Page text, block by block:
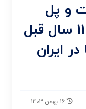
و پل
سفید قوسی اهواز 110 سال قبل
ایران
16 بهمن 1403